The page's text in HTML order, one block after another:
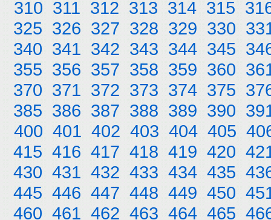
310 311 312 313 314 315
325 326 327 328 329 330
340 341 342 343 344 345
355 356 357 358 359 360
370 371 372 373 374 375
385 386 387 388 389 390
400 401 402 403 404 405
415 416 417 418 419 420
430 431 432 433 434 435
445 446 447 448 449 450
460 461 462 463 464 465